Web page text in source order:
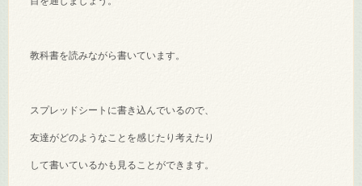
教科書を読みながら書いています。
スプレッドシートに書き込んでいるので、
友達がどのようなことを感じたり考えたり
して書いているかも見ることができます。